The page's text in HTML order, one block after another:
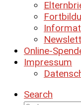
Online-
Impressum
Search